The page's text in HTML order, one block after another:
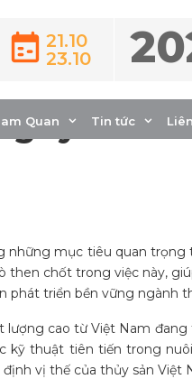
21.10
23.10
Quan Tin tức
sản
ty nuôi
mục tiêu quan trọng
then chốt trong việc này,
phát triển bền vững ngành
lượng cao từ Việt Nam
kỹ thuật tiên tiến trong
vị thế của thủy sản Việt